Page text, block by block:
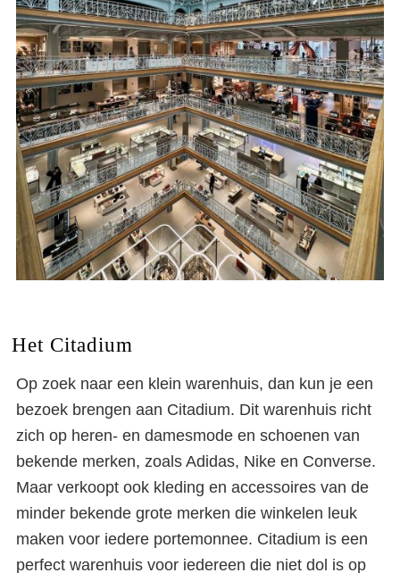
Het Citadium
Op zoek naar een klein warenhuis, dan kun je een
bezoek brengen aan Citadium. Dit warenhuis richt
zich op heren- en damesmode en schoenen van
bekende merken, zoals Adidas, Nike en Converse.
Maar verkoopt ook kleding en accessoires van de
minder bekende grote merken die winkelen leuk
maken voor iedere portemonnee. Citadium is een
perfect warenhuis voor iedereen die niet dol is op